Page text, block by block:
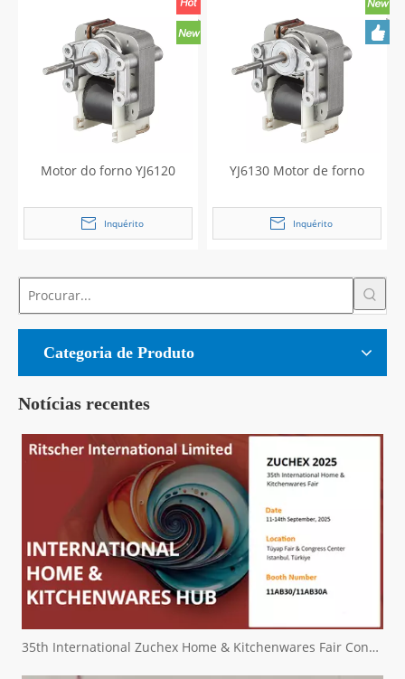
Motor do forno YJ6120
Inquérito
YJ6130 Motor de forno
Inquérito
Categoria de Produto
Notícias recentes
35th International Zuchex Home & Kitchenwares Fair Convitition - Ritscher International Limited